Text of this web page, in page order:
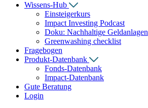
Wissens-Hub
Einsteigerkurs
Impact Investing Podcast
Doku: Nachhaltige Geldanlagen
Greenwashing checklist
Fragebogen
Produkt-Datenbank
Fonds-Datenbank
Impact-Datenbank
Gute Beratung
Login